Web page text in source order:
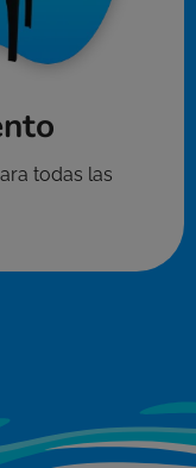
todas las